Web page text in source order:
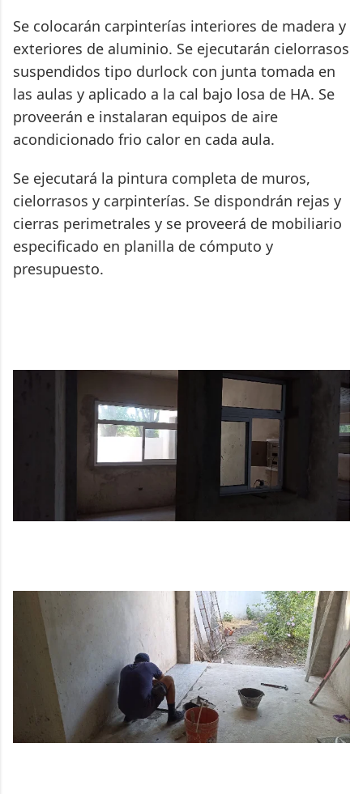
Se colocarán carpinterías interiores de madera y
exteriores de aluminio. Se ejecutarán cielorrasos
suspendidos tipo durlock con junta tomada en
las aulas y aplicado a la cal bajo losa de HA. Se
proveerán e instalaran equipos de aire
acondicionado frio calor en cada aula.
Se ejecutará la pintura completa de muros,
cielorrasos y carpinterías. Se dispondrán rejas y
cierras perimetrales y se proveerá de mobiliario
especificado en planilla de cómputo y
presupuesto.